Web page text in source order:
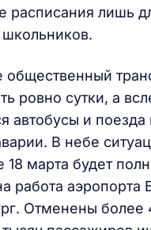
расписания лишь
общественный
ровно сутки, а
автобусы и поезда
В небе
марта будет
работа аэропорта
Отменены более